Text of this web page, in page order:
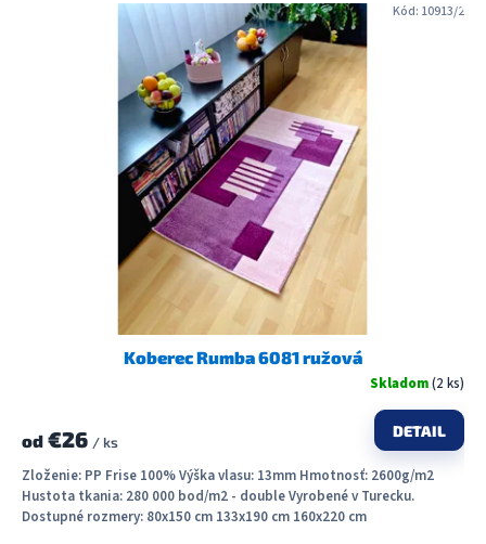
Koberec Rumba 6081 ružová
Skladom(2 ks)
od €26 / ks
DETAIL
Zloženie: PP Frise 100% Výška vlasu: 13mm Hmotnosť: 2600g/m2
Hustota tkania: 280 000 bod/m2 - double Vyrobené v Turecku.
Dostupné rozmery: 80x150 cm 133x190 cm 160x220 cm
Kód: 10913/2